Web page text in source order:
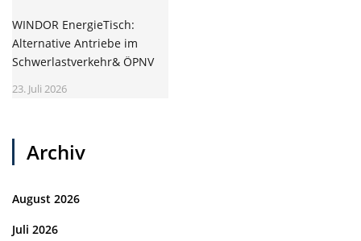
WINDOR EnergieTisch:
Alternative Antriebe im
Schwerlastverkehr& ÖPNV
23. Juli 2026
Archiv
August 2026
Juli 2026